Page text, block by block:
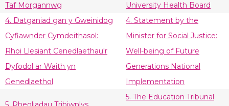
Taf Morgannwg
University Health Board
4. Datganiad gan y Gweinidog
Cyfiawnder Cymdeithasol:
Rhoi Llesiant Cenedlaethau'r
Dyfodol ar Waith yn
Genedlaethol
4. Statement by the
Minister for Social Justice:
Well-being of Future
Generations National
Implementation
5. The Education Tribunal